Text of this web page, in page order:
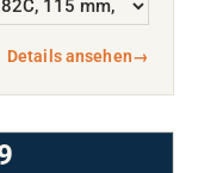
Details ansehen→